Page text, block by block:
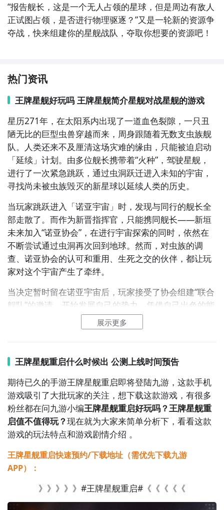
“报告舰长，这是一个无人占领的星球，但是周边有敌人
正试图占领，是否进行物理驱逐？”又是一轮新的资源争
夺战，快来组建你的星舰战队，夺取你想要的资源吧！
热门资讯
王牌星舰好玩吗 王牌星舰简介星舰对战星舰的游戏
星历271年，在太阳系内出现了一道血色裂隙，一只丑
陋无比的巨型虫兽穿越而来，周身跟随着无数支虫族舰
队。人类还来不及厘清这场灾难的缘由，只能被迫启动
「延续」计划。由多位舰长携带着“火种”，驾驶星舰，
进行了一次紧急跳跃 ，通过虫洞跃迁进入未知的宇宙，
寻找尚未被虫族毁灭的新星球以延续人类的历史。
当玩家跳跃进入「诺亚宇宙」时，发现与同行的舰长全
部走散了。而作为新晋指挥官，只能携同舰长——新垣
未来加入“诺亚协会”，在进行宇宙探索的同时，依然在
不断尝试通过虫洞再次回到地球。然而，对虫族的调
查、诺亚协会的认可和重用、生死之交的伙伴，都让玩
家对这个宇宙产生了牵绊。
当决定暂时留在诺亚宇宙后，玩家接受了协会组建“联合
舰队”的邀请，开始发展自己的势力。凭借自己出色的能
力和人格魅力吸引了数十位舰长的青睐，至此，拉开了
生活的新篇章……
的玩家其实也是能够去潜藏的资源更是数之不尽用之不
竭；
展示更多
王牌星舰重启什么时候出 公测上线时间预告
期待已久的手游王牌星舰重启即将登陆九游，这款手机
游戏吸引了大批玩家的关注，想下载这款游戏，有很多
粉丝都在问九游小编王牌星舰重启好玩吗？王牌星舰重
启值不值得玩？现在就为大家来简单分析下，看看这款
游戏的玩法特点和游戏剧情介绍 。
王牌星舰重启快速预约/下载地址（需优先下载九游
APP）：
》》》》》#王牌星舰重启#《《《《《